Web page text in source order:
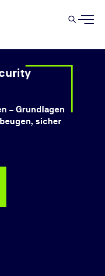
– Grundlagen
sicher